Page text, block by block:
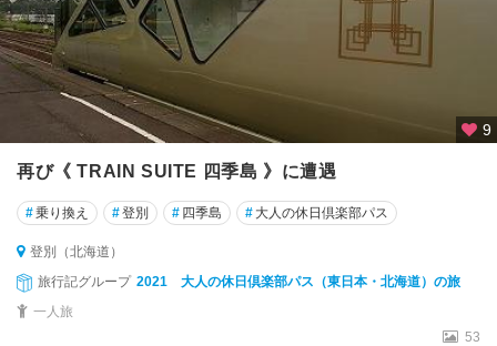
9
再び《 TRAIN SUITE 四季島 》に遭遇
#乗り換え #登別 # 四季島 # 大人の休日倶楽部パス
登別（北海道）
旅行記グループ 2021 大人の休日倶楽部パス（東日本・北海道）の旅
一人旅
53